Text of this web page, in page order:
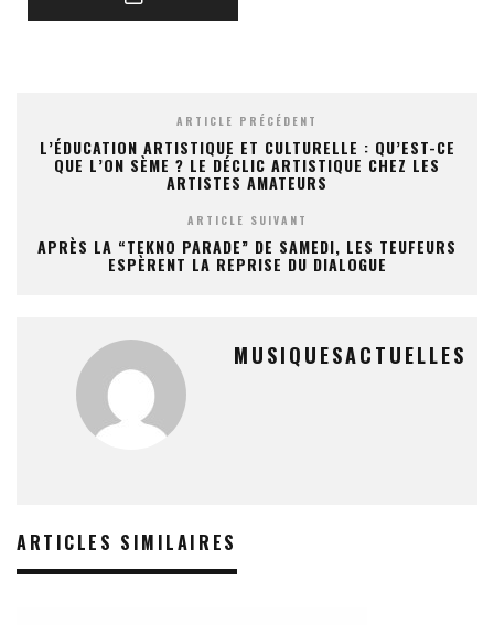
ARTICLE PRÉCÉDENT
L’ÉDUCATION ARTISTIQUE ET CULTURELLE : QU’EST-CE
QUE L’ON SÈME ? LE DÉCLIC ARTISTIQUE CHEZ LES
ARTISTES AMATEURS
ARTICLE SUIVANT
APRÈS LA “TEKNO PARADE” DE SAMEDI, LES TEUFEURS
ESPÈRENT LA REPRISE DU DIALOGUE
MUSIQUESACTUELLES
ARTICLES SIMILAIRES